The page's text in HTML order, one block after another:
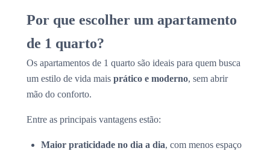
Por que escolher um apartamento
de 1 quarto?
Os apartamentos de 1 quarto são ideais para quem busca
um estilo de vida mais prático e moderno, sem abrir
mão do conforto.
Entre as principais vantagens estão:
Maior praticidade no dia a dia, com menos espaço